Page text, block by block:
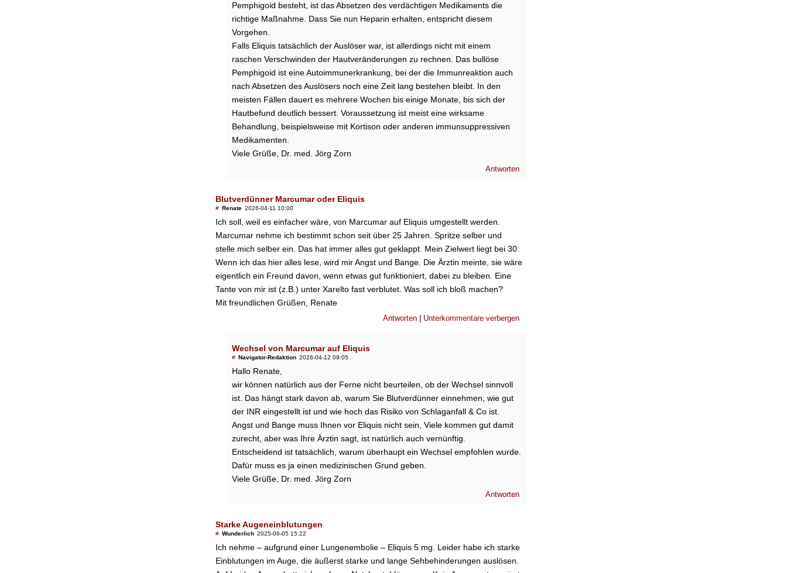
Pemphigoid besteht, ist das Absetzen des verdächtigen Medikaments die
richtige Maßnahme. Dass Sie nun Heparin erhalten, entspricht diesem
Vorgehen.
Falls Eliquis tatsächlich der Auslöser war, ist allerdings nicht mit einem
raschen Verschwinden der Hautveränderungen zu rechnen. Das bullöse
Pemphigoid ist eine Autoimmunerkrankung, bei der die Immunreaktion auch
nach Absetzen des Auslösers noch eine Zeit lang bestehen bleibt. In den
meisten Fällen dauert es mehrere Wochen bis einige Monate, bis sich der
Hautbefund deutlich bessert. Voraussetzung ist meist eine wirksame
Behandlung, beispielsweise mit Kortison oder anderen immunsuppressiven
Medikamenten.
Viele Grüße, Dr. med. Jörg Zorn
Antworten
Blutverdünner Marcumar oder Eliquis
# Renate 2026-04-11 10:00
Ich soll, weil es einfacher wäre, von Marcumar auf Eliquis umgestellt werden.
Marcumar nehme ich bestimmt schon seit über 25 Jahren. Spritze selber und
stelle mich selber ein. Das hat immer alles gut geklappt. Mein Zielwert liegt bei 30.
Wenn ich das hier alles lese, wird mir Angst und Bange. Die Ärztin meinte, sie wäre
eigentlich ein Freund davon, wenn etwas gut funktioniert, dabei zu bleiben. Eine
Tante von mir ist (z.B.) unter Xarelto fast verblutet. Was soll ich bloß machen?
Mit freundlichen Grüßen, Renate
Antworten Unterkommentare verbergen
Wechsel von Marcumar auf Eliquis
# Navigator-Redaktion 2026-04-12 09:05
Hallo Renate,
wir können natürlich aus der Ferne nicht beurteilen, ob der Wechsel sinnvoll
ist. Das hängt stark davon ab, warum Sie Blutverdünner einnehmen, wie gut
der INR eingestellt ist und wie hoch das Risiko von Schlaganfall & Co ist.
Angst und Bange muss Ihnen vor Eliquis nicht sein, Viele kommen gut damit
zurecht, aber was Ihre Ärztin sagt, ist natürlich auch vernünftig.
Entscheidend ist tatsächlich, warum überhaupt ein Wechsel empfohlen wurde.
Dafür muss es ja einen medizinischen Grund geben.
Viele Grüße, Dr. med. Jörg Zorn
Antworten
Starke Augeneinblutungen
# Wunderlich 2025-06-05 15:22
Ich nehme – aufgrund einer Lungenembolie – Eliquis 5 mg. Leider habe ich starke
Einblutungen im Auge, die äußerst starke und lange Sehbehinderungen auslösen.